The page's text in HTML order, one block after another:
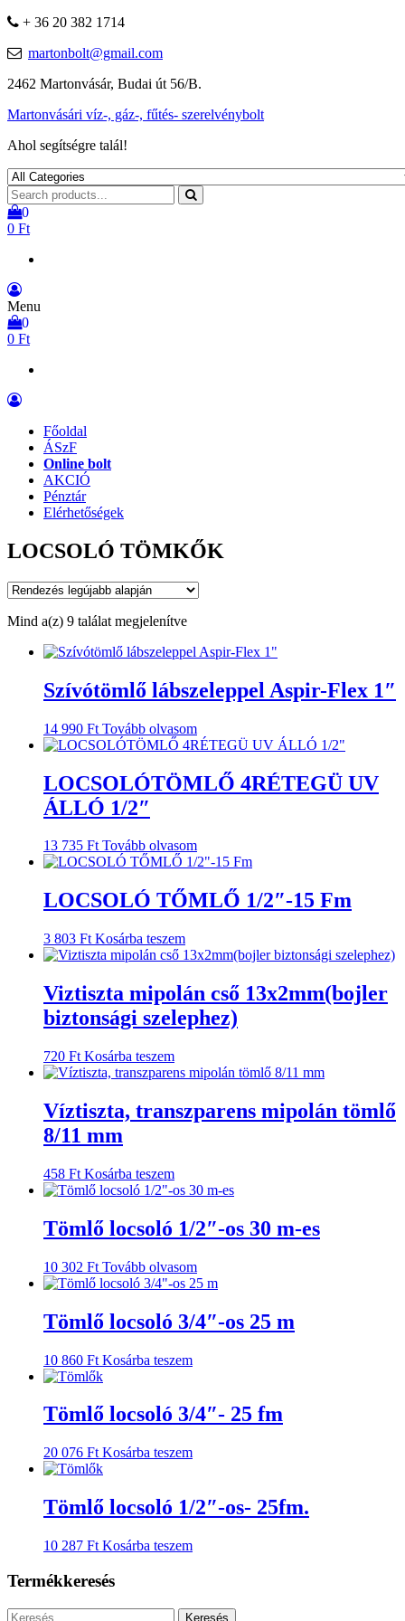
+ 36 20 382 1714
martonbolt@gmail.com
2462 Martonvásár, Budai út 56/B.
Martonvásári víz-, gáz-, fűtés- szerelvénybolt
Ahol segítségre talál!
0
0 Ft
Menu
0
0 Ft
Főoldal
ÁSzF
Online bolt
AKCIÓ
Pénztár
Elérhetőségek
LOCSOLÓ TÖMKŐK
Mind a(z) 9 találat megjelenítveSorted
latest
Szívótömlő lábszeleppel Aspir-Flex 1″
14 990 Ft Tovább olvasom
LOCSOLÓTÖMLŐ 4RÉTEGÜ UV
ÁLLÓ 1/2″
13 735 Ft Tovább olvasom
LOCSOLÓ TŐMLŐ 1/2″-15 Fm
3 803 Ft Kosárba teszem
Viztiszta mipolán cső 13x2mm(bojler
biztonsági szelephez)
720 Ft Kosárba teszem
Víztiszta, transzparens mipolán tömlő
8/11 mm
458 Ft Kosárba teszem
Tömlő locsoló 1/2″-os 30 m-es
10 302 Ft Tovább olvasom
Tömlő locsoló 3/4″-os 25 m
10 860 Ft Kosárba teszem
Tömlő locsoló 3/4″- 25 fm
20 076 Ft Kosárba teszem
Tömlő locsoló 1/2″-os- 25fm.
10 287 Ft Kosárba teszem
Termékkeresés
Keresés: